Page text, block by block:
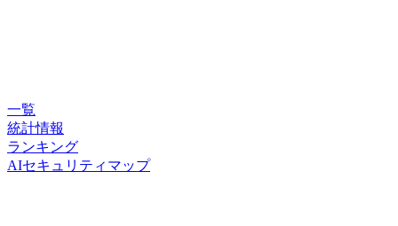
一覧
統計情報
ランキング
AIセキュリティマップ